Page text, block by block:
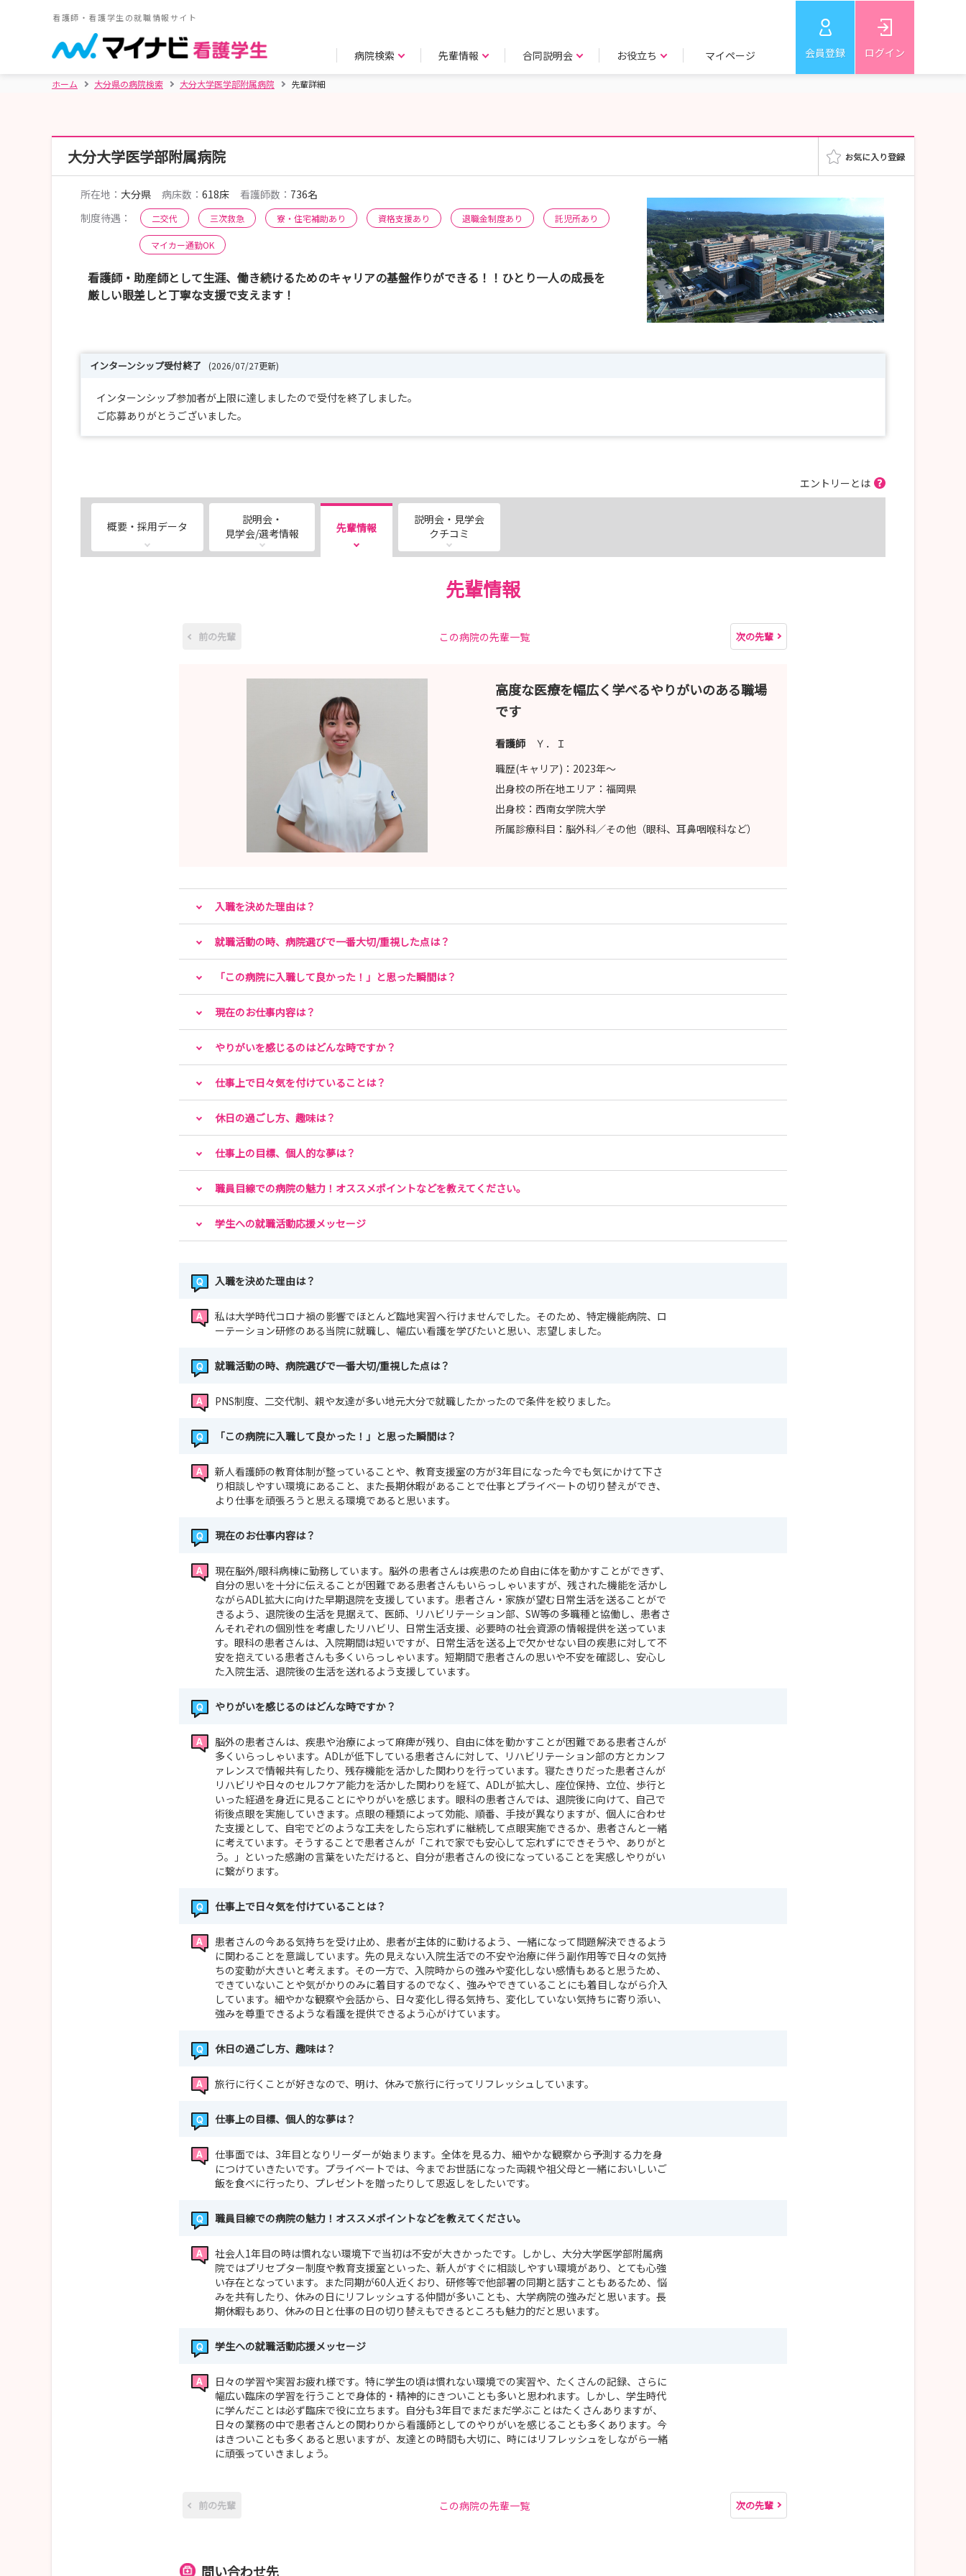
看護師・看護学生の就職情報サイト
病院検索 先輩情報 合同説明会 お役立ち マイページ 会員登録 ログイン
ホーム 大分県の病院検索 大分大学医学部附属病院 先輩詳細
大分大学医学部附属病院
所在地： 大分県 病床数： 618床 看護師数： 736名
制度待遇：
二交代 三次救急 寮・住宅補助あり 資格支援あり 退職金制度あり 託児所あり
マイカー通勤OK
看護師・助産師として生涯、働き続けるためのキャリアの基盤作りができる！！ひとり一人の成長を
厳しい眼差しと丁寧な支援で支えます！
インターンシップ受付終了 (2026/07/27更新)
インターンシップ参加者が上限に達しましたので受付を終了しました。
ご応募ありがとうございました。
エントリーとは
概要・採用データ
説明会・
見学会/選考情報
先輩情報
説明会・見学会
クチコミ
先輩情報
前の先輩 この病院の先輩一覧 次の先輩
高度な医療を幅広く学べるやりがいのある職場
です
看護師 Ｙ．Ｉ
職歴(キャリア)： 2023年〜
出身校の所在地エリア： 福岡県
出身校： 西南女学院大学
所属診療科目： 脳外科／その他（眼科、耳鼻咽喉科など）
入職を決めた理由は？
就職活動の時、病院選びで一番大切/重視した点は？
「この病院に入職して良かった！」と思った瞬間は？
現在のお仕事内容は？
やりがいを感じるのはどんな時ですか？
仕事上で日々気を付けていることは？
休日の過ごし方、趣味は？
仕事上の目標、個人的な夢は？
職員目線での病院の魅力！オススメポイントなどを教えてください。
学生への就職活動応援メッセージ
入職を決めた理由は？
私は大学時代コロナ禍の影響でほとんど臨地実習へ行けませんでした。そのため、特定機能病院、ロ
ーテーション研修のある当院に就職し、幅広い看護を学びたいと思い、志望しました。
就職活動の時、病院選びで一番大切/重視した点は？
PNS制度、二交代制、親や友達が多い地元大分で就職したかったので条件を絞りました。
「この病院に入職して良かった！」と思った瞬間は？
新人看護師の教育体制が整っていることや、教育支援室の方が3年目になった今でも気にかけて下さ
り相談しやすい環境にあること、また長期休暇があることで仕事とプライベートの切り替えができ、
より仕事を頑張ろうと思える環境であると思います。
現在のお仕事内容は？
現在脳外/眼科病棟に勤務しています。脳外の患者さんは疾患のため自由に体を動かすことができず、
自分の思いを十分に伝えることが困難である患者さんもいらっしゃいますが、残された機能を活かし
ながらADL拡大に向けた早期退院を支援しています。患者さん・家族が望む日常生活を送ることがで
きるよう、退院後の生活を見据えて、医師、リハビリテーション部、SW等の多職種と協働し、患者さ
んそれぞれの個別性を考慮したリハビリ、日常生活支援、必要時の社会資源の情報提供を送っていま
す。眼科の患者さんは、入院期間は短いですが、日常生活を送る上で欠かせない目の疾患に対して不
安を抱えている患者さんも多くいらっしゃいます。短期間で患者さんの思いや不安を確認し、安心し
た入院生活、退院後の生活を送れるよう支援しています。
やりがいを感じるのはどんな時ですか？
脳外の患者さんは、疾患や治療によって麻痺が残り、自由に体を動かすことが困難である患者さんが
多くいらっしゃいます。ADLが低下している患者さんに対して、リハビリテーション部の方とカンフ
ァレンスで情報共有したり、残存機能を活かした関わりを行っています。寝たきりだった患者さんが
リハビリや日々のセルフケア能力を活かした関わりを経て、ADLが拡大し、座位保持、立位、歩行と
いった経過を身近に見ることにやりがいを感じます。眼科の患者さんでは、退院後に向けて、自己で
術後点眼を実施していきます。点眼の種類によって効能、順番、手技が異なりますが、個人に合わせ
た支援として、自宅でどのような工夫をしたら忘れずに継続して点眼実施できるか、患者さんと一緒
に考えています。そうすることで患者さんが「これで家でも安心して忘れずにできそうや、ありがと
う。」といった感謝の言葉をいただけると、自分が患者さんの役になっていることを実感しやりがい
に繋がります。
仕事上で日々気を付けていることは？
患者さんの今ある気持ちを受け止め、患者が主体的に動けるよう、一緒になって問題解決できるよう
に関わることを意識しています。先の見えない入院生活での不安や治療に伴う副作用等で日々の気持
ちの変動が大きいと考えます。その一方で、入院時からの強みや変化しない感情もあると思うため、
できていないことや気がかりのみに着目するのでなく、強みやできていることにも着目しながら介入
しています。細やかな観察や会話から、日々変化し得る気持ち、変化していない気持ちに寄り添い、
強みを尊重できるような看護を提供できるよう心がけています。
休日の過ごし方、趣味は？
旅行に行くことが好きなので、明け、休みで旅行に行ってリフレッシュしています。
仕事上の目標、個人的な夢は？
仕事面では、3年目となりリーダーが始まります。全体を見る力、細やかな観察から予測する力を身
につけていきたいです。プライベートでは、今までお世話になった両親や祖父母と一緒においしいご
飯を食べに行ったり、プレゼントを贈ったりして恩返しをしたいです。
職員目線での病院の魅力！オススメポイントなどを教えてください。
社会人1年目の時は慣れない環境下で当初は不安が大きかったです。しかし、大分大学医学部附属病
院ではプリセプター制度や教育支援室といった、新人がすぐに相談しやすい環境があり、とても心強
い存在となっています。また同期が60人近くおり、研修等で他部署の同期と話すこともあるため、悩
みを共有したり、休みの日にリフレッシュする仲間が多いことも、大学病院の強みだと思います。長
期休暇もあり、休みの日と仕事の日の切り替えもできるところも魅力的だと思います。
学生への就職活動応援メッセージ
日々の学習や実習お疲れ様です。特に学生の頃は慣れない環境での実習や、たくさんの記録、さらに
幅広い臨床の学習を行うことで身体的・精神的にきついことも多いと思われます。しかし、学生時代
に学んだことは必ず臨床で役に立ちます。自分も3年目でまだまだ学ぶことはたくさんありますが、
日々の業務の中で患者さんとの関わりから看護師としてのやりがいを感じることも多くあります。今
はきついことも多くあると思いますが、友達との時間も大切に、時にはリフレッシュをしながら一緒
に頑張っていきましょう。
前の先輩 この病院の先輩一覧 次の先輩
問い合わせ先